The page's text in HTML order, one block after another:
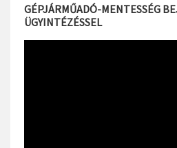
GÉPJÁRMŰADÓ-MENTESSÉG
ÜGYINTÉZÉSSEL